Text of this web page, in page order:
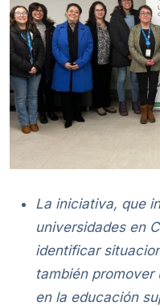
La iniciativa, que
universidades en
identificar
también
en la educación